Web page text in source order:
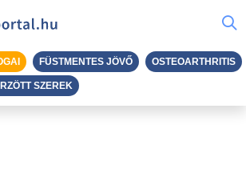
FÜSTMENTES JÖVŐ OSTEOARTHRITIS
SZEREK